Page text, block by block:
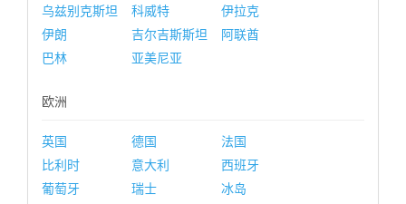
乌兹别克斯坦
科威特
伊拉克
伊朗
吉尔吉斯斯坦
阿联酋
巴林
亚美尼亚
欧洲
英国 德国
法国
比利时
意大利
西班牙
葡萄牙
瑞士
冰岛